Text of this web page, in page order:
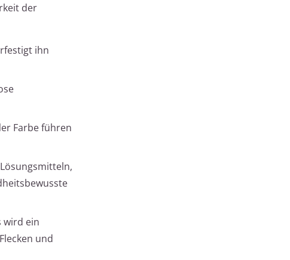
der
ihn
Farbe führen
wird ein
und